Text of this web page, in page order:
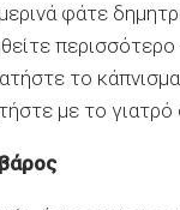
φάτε
το
με το